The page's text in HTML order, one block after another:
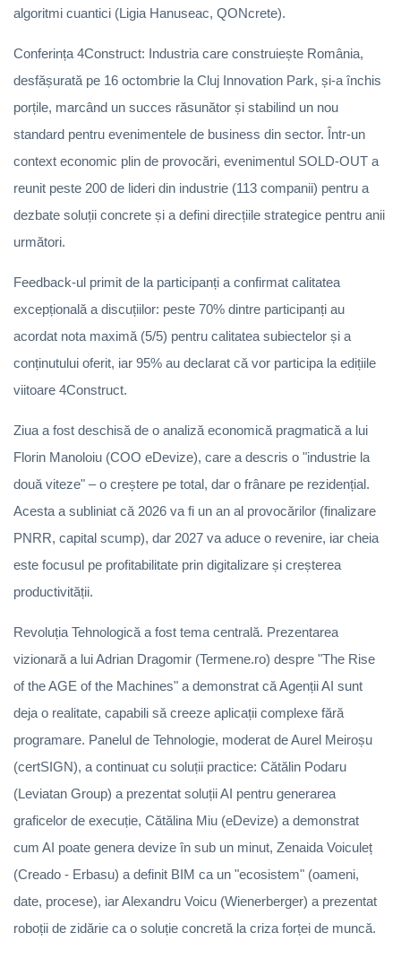
algoritmi cuantici (Ligia Hanuseac, QONcrete).
Conferința 4Construct: Industria care construiește România,
desfășurată pe 16 octombrie la Cluj Innovation Park, și-a închis
porțile, marcând un succes răsunător și stabilind un nou
standard pentru evenimentele de business din sector. Într-un
context economic plin de provocări, evenimentul SOLD-OUT a
reunit peste 200 de lideri din industrie (113 companii) pentru a
dezbate soluții concrete și a defini direcțiile strategice pentru anii
următori.
Feedback-ul primit de la participanți a confirmat calitatea
excepțională a discuțiilor: peste 70% dintre participanți au
acordat nota maximă (5/5) pentru calitatea subiectelor și a
conținutului oferit, iar 95% au declarat că vor participa la edițiile
viitoare 4Construct.
Ziua a fost deschisă de o analiză economică pragmatică a lui
Florin Manoloiu (COO eDevize), care a descris o "industrie la
două viteze" – o creștere pe total, dar o frânare pe rezidențial.
Acesta a subliniat că 2026 va fi un an al provocărilor (finalizare
PNRR, capital scump), dar 2027 va aduce o revenire, iar cheia
este focusul pe profitabilitate prin digitalizare și creșterea
productivității.
Revoluția Tehnologică a fost tema centrală. Prezentarea
vizionară a lui Adrian Dragomir (Termene.ro) despre "The Rise
of the AGE of the Machines" a demonstrat că Agenții AI sunt
deja o realitate, capabili să creeze aplicații complexe fără
programare. Panelul de Tehnologie, moderat de Aurel Meiroșu
(certSIGN), a continuat cu soluții practice: Cătălin Podaru
(Leviatan Group) a prezentat soluții AI pentru generarea
graficelor de execuție, Cătălina Miu (eDevize) a demonstrat
cum AI poate genera devize în sub un minut, Zenaida Voiculeț
(Creado - Erbasu) a definit BIM ca un "ecosistem" (oameni,
date, procese), iar Alexandru Voicu (Wienerberger) a prezentat
roboții de zidărie ca o soluție concretă la criza forței de muncă.